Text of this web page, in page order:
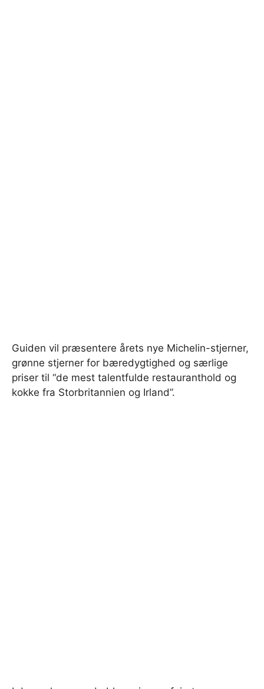
Guiden vil præsentere årets nye Michelin-stjerner,
grønne stjerner for bæredygtighed og særlige
priser til “de mest talentfulde restauranthold og
kokke fra Storbritannien og Irland”.